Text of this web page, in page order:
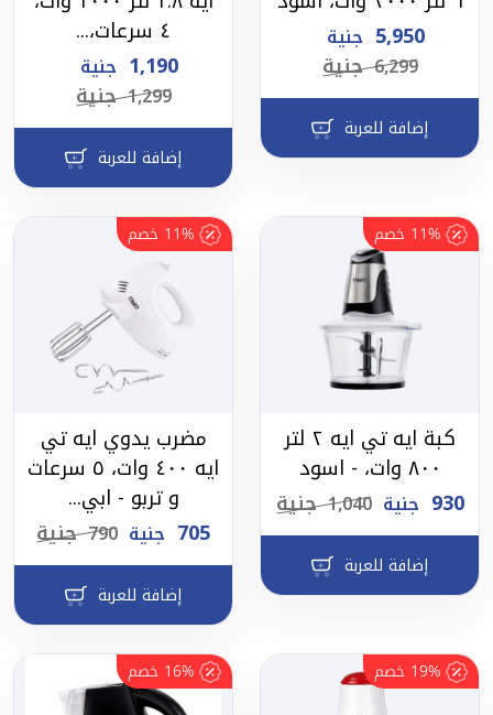
5,950 جنية
6,299 جنية
إضافة للعربة
٤ سرعات،...
1,190 جنية
1,299 جنية
إضافة للعربة
11% خصم
كبة ايه تي ايه ٢ لتر
٨٠٠ وات، - اسود
930 جنية 1,040 جنية
إضافة للعربة
11% خصم
مضرب يدوي ايه تي
ايه ٤٠٠ وات، ٥ سرعات
و تربو - ابي...
705 جنية 790 جنية
إضافة للعربة
19% خصم 16% خصم